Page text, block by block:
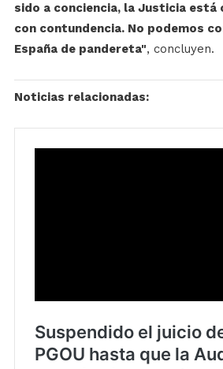
sido a conciencia, la Justicia está
con contundencia. No podemos
España de pandereta", concluyen.
Noticias relacionadas: